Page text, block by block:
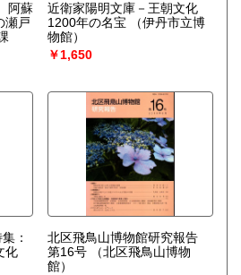
阿蘇
瀬戸
近衛家陽明文庫－王朝文化
1200年の名宝
（伊丹市立博
物館）
￥1,650
：
化
北区飛鳥山博物館研究報告
第16号
（北区飛鳥山博物
館）